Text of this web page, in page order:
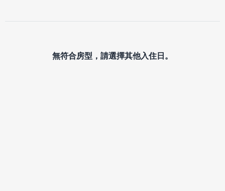
無符合房型，請選擇其他入住日。